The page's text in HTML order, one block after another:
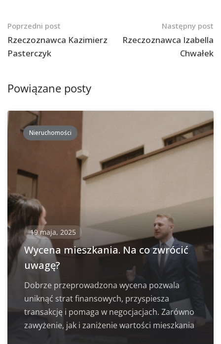
Nawigacja
po
postach
Poprzedni post
Rzeczoznawca Kazimierz
Pasterczyk
Następny post
Rzeczoznawca Izabella
Chwałek
Powiązane posty
Nieruchomości
19 maja, 2025
Wycena mieszkania. Na co zwrócić
uwagę?
Dobrze przeprowadzona wycena pozwala
uniknąć strat finansowych, przyspiesza
transakcję i pomaga w negocjacjach. Zarówno
zawyżenie, jak i zaniżenie wartości mieszkania